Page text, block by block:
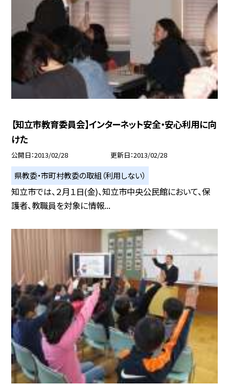
【知立市教育委員会】インターネット安全・安心利用に向
けた
公開日 2013/02/28 更新日 2013/02/28
県教委・市町村教委の取組（利用しない）
知立市では、２月１日(金)、知立市中央公民館において、保
護者、教職員を対象に情報...